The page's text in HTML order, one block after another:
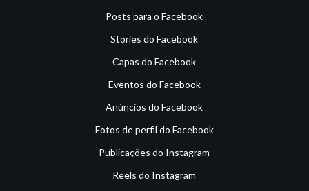
Posts para o Facebook
Stories do Facebook
Capas do Facebook
Eventos do Facebook
Anúncios do Facebook
Fotos de perfil do Facebook
Publicações do Instagram
Reels do Instagram